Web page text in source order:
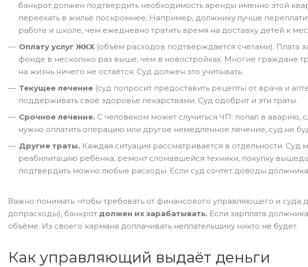
банкрот должен подтвердить необходимость аренды именно этой
переехать в жильё поскромнее. Например, должнику лучше
работе и школе, чем ежедневно тратить время на доставку детей к
Оплату услуг ЖКХ (объём расходов подтверждается счетами). Плата
фонде в несколько раз выше, чем в новостройках. Многие граждане
на жизнь ничего не остаётся. Суд должен это учитывать.
Текущее лечение (суд попросит предоставить рецепты от врача и
поддерживать своё здоровье лекарствами. Суд одобрит и эти траты.
Срочное лечение. С человеком может случиться ЧП: попал в аварию,
нужно оплатить операцию или другое немедленное лечение, суд не
Другие траты. Каждая ситуация рассматривается в отдельности. Суд
реабилитацию ребёнка, ремонт сломавшейся техники, покупку
подтвердить можно любые расходы. Если суд сочтёт доводы
Важно понимать: чтобы требовать от финансового управляющего и суда
допрасходы), банкрот должен их зарабатывать. Если зарплата
объёме. Из своего кармана доплачивать неплательщику никто не будет.
Как управляющий выдаёт деньги